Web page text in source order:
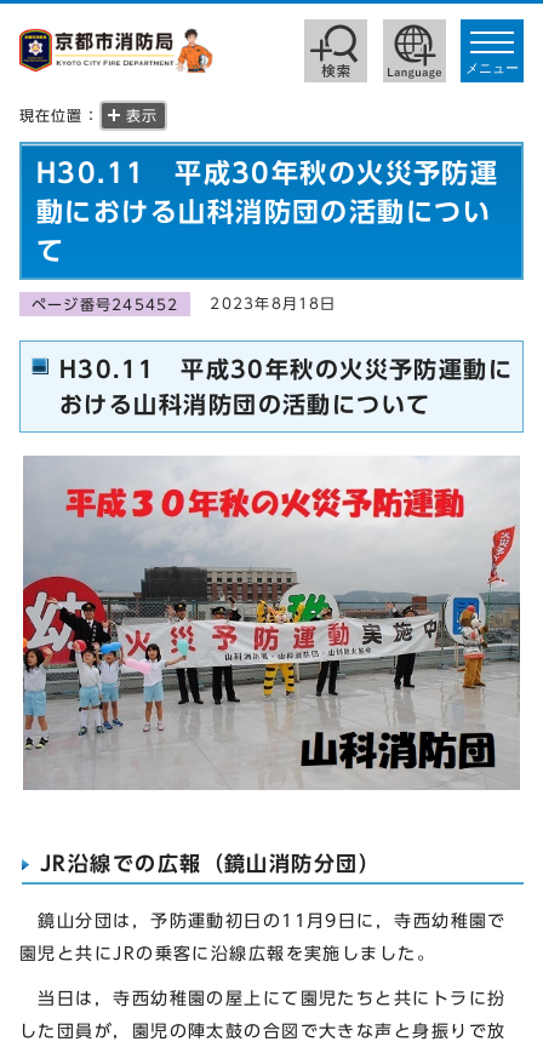
toggle
メニュー
現在位置： 表示
H30.11 平成30年秋の火災予防運
動における山科消防団の活動につい
て
ページ番号245452 2023年8月18日
H30.11 平成30年秋の火災予防運動に
おける山科消防団の活動について
JR沿線での広報（鏡山消防分団）
鏡山分団は，予防運動初日の11月9日に，寺西幼稚園で
園児と共にJRの乗客に沿線広報を実施しました。
当日は，寺西幼稚園の屋上にて園児たちと共にトラに扮
した団員が，園児の陣太鼓の合図で大きな声と身振りで放